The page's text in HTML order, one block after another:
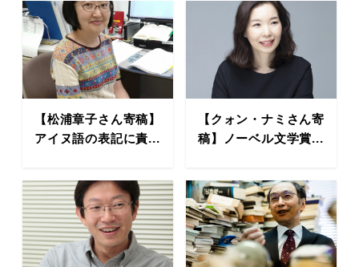
【松浦章子さん寄稿】
アイヌ語の表記に責...
【クォン・ナミさん寄
稿】ノーベル文学賞...